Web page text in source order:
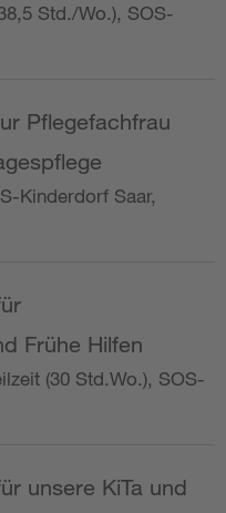
Std./Wo.), SOS-
Pflegefachfrau
Kinderdorf Saar,
Frühe Hilfen
(30 Std.Wo.), SOS-
unsere KiTa und